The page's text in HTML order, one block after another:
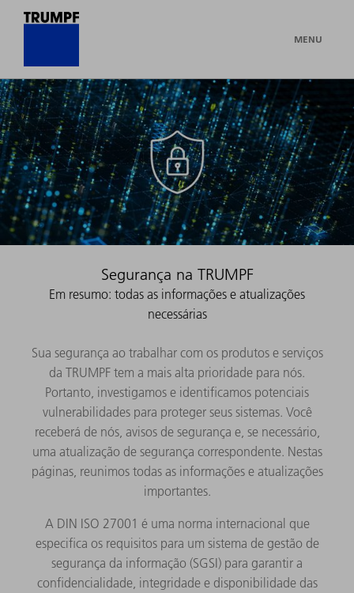
MENU
Segurança na TRUMPF
Em resumo: todas as informações e atualizações
necessárias
Sua segurança ao trabalhar com os produtos e serviços
da TRUMPF tem a mais alta prioridade para nós.
Portanto, investigamos e identificamos potenciais
vulnerabilidades para proteger seus sistemas. Você
receberá de nós, avisos de segurança e, se necessário,
uma atualização de segurança correspondente. Nestas
páginas, reunimos todas as informações e atualizações
importantes.
A DIN ISO 27001 é uma norma internacional que
especifica os requisitos para um sistema de gestão de
segurança da informação (SGSI) para garantir a
confidencialidade, integridade e disponibilidade das